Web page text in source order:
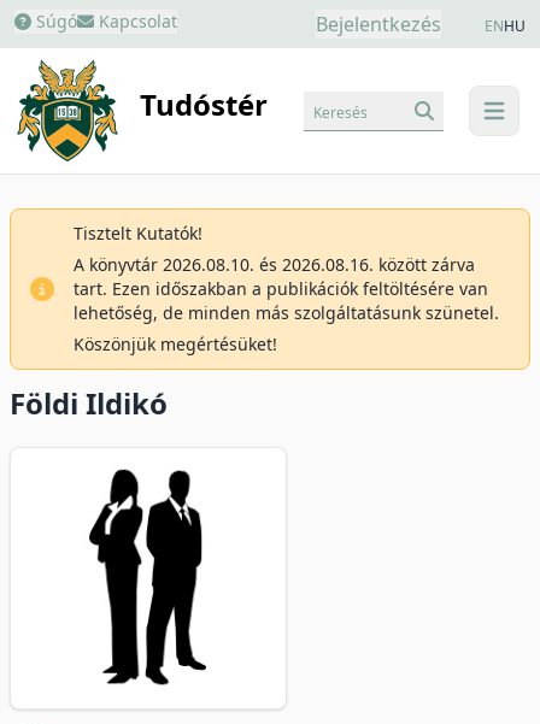
Súgó Kapcsolat Bejelentkezés ENHU
Tudóstér menu
Keresés
Tisztelt Kutatók!
A könyvtár 2026.08.10. és 2026.08.16. között zárva
tart. Ezen időszakban a publikációk feltöltésére van
lehetőség, de minden más szolgáltatásunk szünetel.
Köszönjük megértésüket!
Földi Ildikó